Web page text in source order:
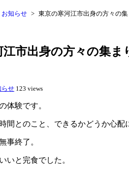
お知らせ 東京の寒河江市出身の方々の
江市出身の方々の集
らせ 123 views
体験です。
間とのこと、できるかどうか心配
事終了。
いと完食でした。